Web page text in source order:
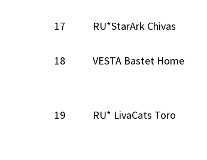
17 RU*StarArk Chivas
18 VESTA Bastet Home
19 RU* LivaCats Toro